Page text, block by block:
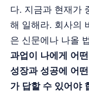
다. 지금과 현재가
해 일해라. 회사의
은 신문에나 나올
과업이 나에게 어
성장과 성공에 어
가 답할 수 있어야